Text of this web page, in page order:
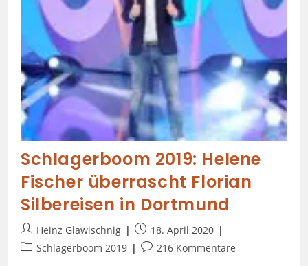
Schlagerboom 2019: Helene
Fischer überrascht Florian
Silbereisen in Dortmund
Heinz Glawischnig
18. April 2020
Schlagerboom 2019
216 Kommentare